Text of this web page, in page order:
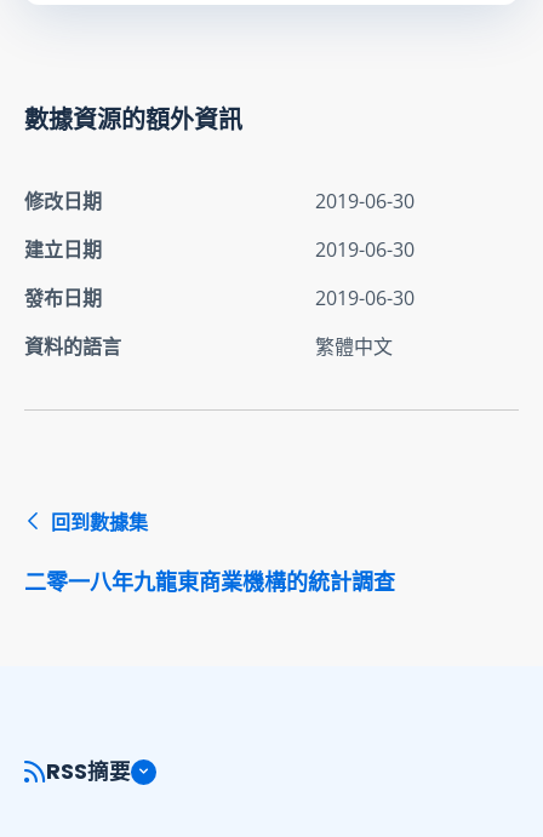
數據資源的額外資訊
修改日期
2019-06-30
建立日期
2019-06-30
發布日期
2019-06-30
資料的語言
繁體中文
回到數據集
二零一八年九龍東商業機構的統計調查
RSS摘要